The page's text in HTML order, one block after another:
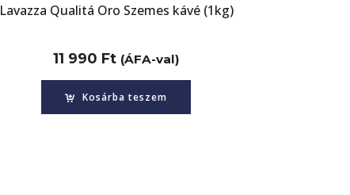
Lavazza Qualitá Oro Szemes kávé (1kg)
11 990 Ft (ÁFA-val)
Kosárba teszem